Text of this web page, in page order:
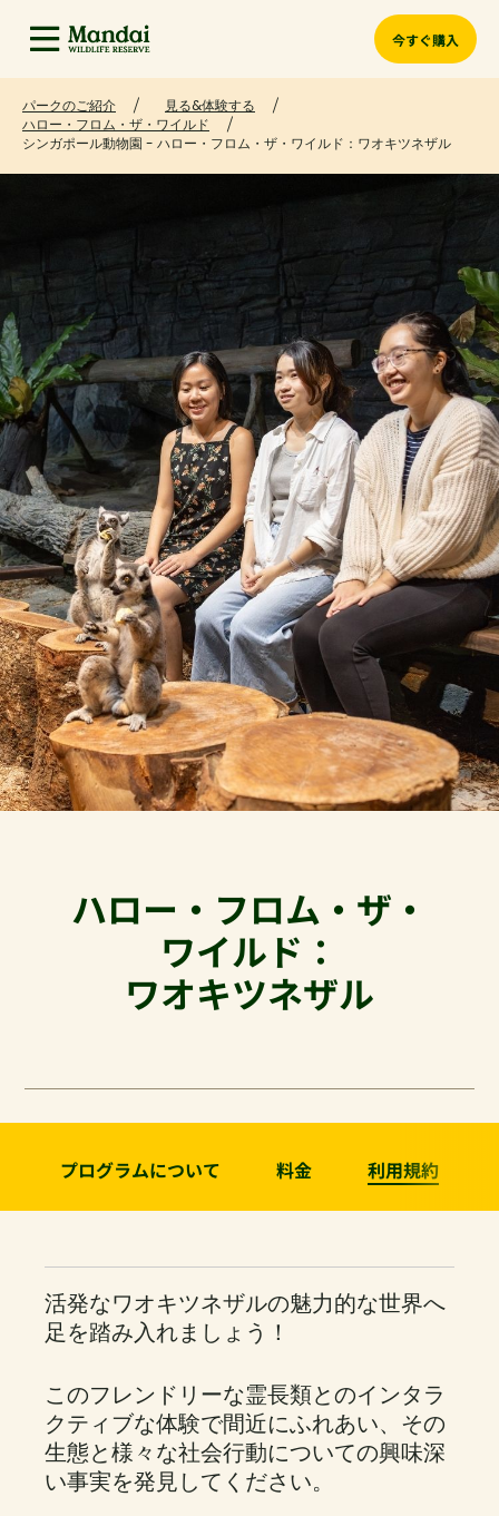
今すぐ購入
パークのご紹介
見る&体験する
ハロー・フロム・ザ・ワイルド
シンガポール動物園 - ハロー・フロム・ザ・ワイルド：ワオキツネザル
ハロー・フロム・ザ・
ワイルド：
ワオキツネザル
プログラムについて 料金 利用規約
活発なワオキツネザルの魅力的な世界へ
足を踏み入れましょう！
このフレンドリーな霊長類とのインタラ
クティブな体験で間近にふれあい、その
生態と様々な社会行動についての興味深
い事実を発見してください。